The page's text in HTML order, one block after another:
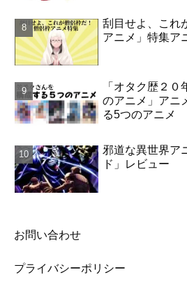
刮目せよ、これ
アニメ」特集ア
「オタク歴２
のアニメ」アニ
る5つのアニメ
邪道な異世界ア
ド」レビュー
お問い合わせ
プライバシーポリシー